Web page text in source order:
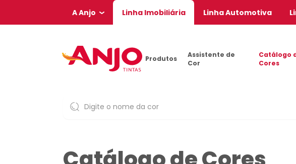
A Anjo Linha Imobiliária Linha Automotiva
Produtos
Assistente de
Cor
Catálogo
Cores